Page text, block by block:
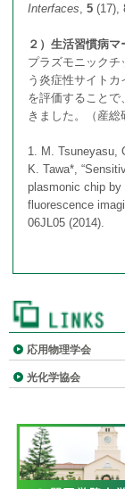
Interfaces,5 (17),
２）生活習慣病マ
プラズモニック
う炎症性サイト
を評価すること
きました。（産総
1. M. Tsuneyasu,
K. Tawa*,
plasmonic chip by
fluorescence
06JL05 (2014).
応用物理学会
光化学協会